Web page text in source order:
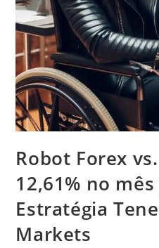
Robot Forex
12,61% no
Estratégia
Markets